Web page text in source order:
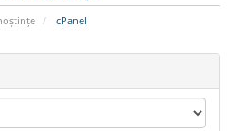
cPanel